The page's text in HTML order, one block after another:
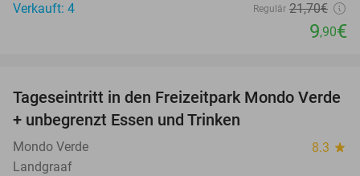
Verkauft: 4
Regulär 21,70€
9,90€
25%
Tageseintritt in den Freizeitpark Mondo Verde
+ unbegrenzt Essen und Trinken
Mondo Verde 8.3 star
Landgraaf